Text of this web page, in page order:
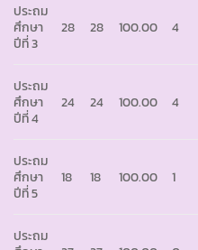
ประถม
ศึกษา
ปีที่ 3
28 28 100.00 4
ประถม
ศึกษา
ปีที่ 4
24 24 100.00 4
ประถม
ศึกษา
ปีที่ 5
18 18 100.00 1
ประถม